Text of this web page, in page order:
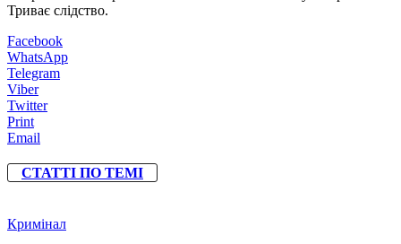
Триває слідство.
Facebook
WhatsApp
Telegram
Viber
Twitter
Print
Email
СТАТТІ ПО ТЕМІ
Кримінал